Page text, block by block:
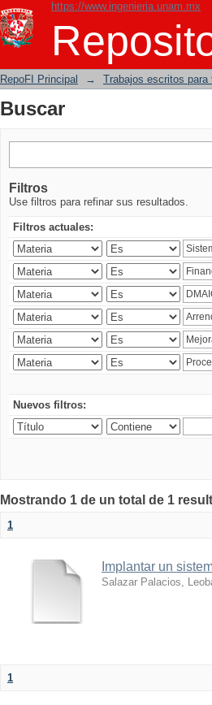
https://www.ingenieria.unam.mx
Buscar
RepoFI Principal → Trabajos escritos para
Buscar
Filtros
Use filtros para refinar sus resultados.
Filtros actuales:
Nuevos filtros:
Mostrando 1 de un total de 1
1
Implantar un
Salazar Palacios,
1